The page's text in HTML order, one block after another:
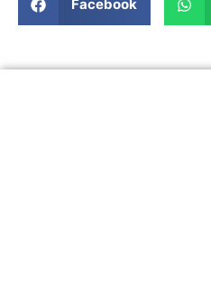
Facebook